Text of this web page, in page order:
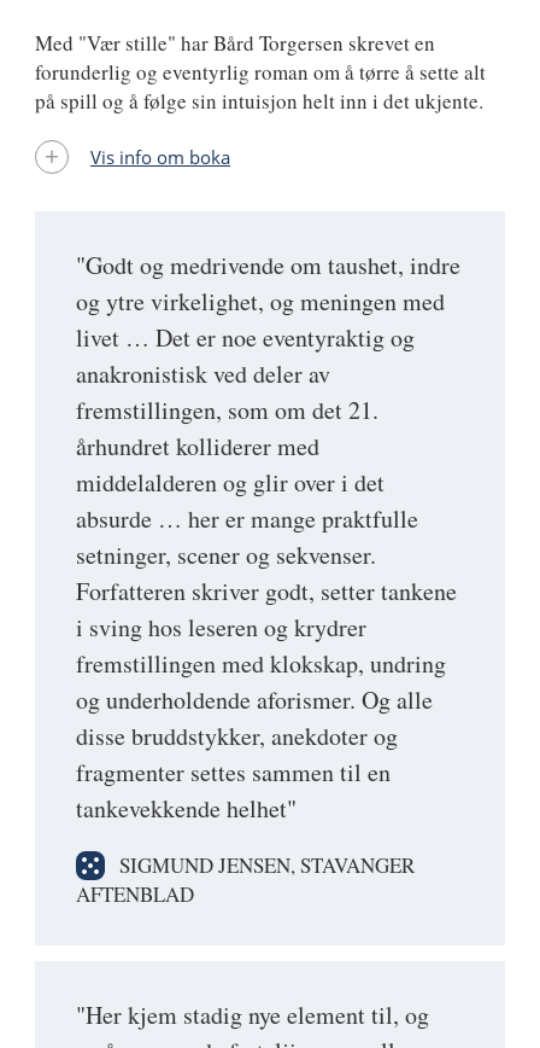
"Godt og medrivende om taushet, indre
og ytre virkelighet, og meningen med
livet … Det er noe eventyraktig og
anakronistisk ved deler av
fremstillingen, som om det 21.
århundret kolliderer med
middelalderen og glir over i det
absurde … her er mange praktfulle
setninger, scener og sekvenser.
Forfatteren skriver godt, setter tankene
i sving hos leseren og krydrer
fremstillingen med klokskap, undring
og underholdende aforismer. Og alle
disse bruddstykker, anekdoter og
fragmenter settes sammen til en
tankevekkende helhet"
SIGMUND JENSEN, STAVANGER
AFTENBLAD
"Her kjem stadig nye element til, og
Med "Vær stille" har Bård Torgersen skrevet en
forunderlig og eventyrlig roman om å tørre å sette alt
på spill og å følge sin intuisjon helt inn i det ukjente.
Vis info om boka